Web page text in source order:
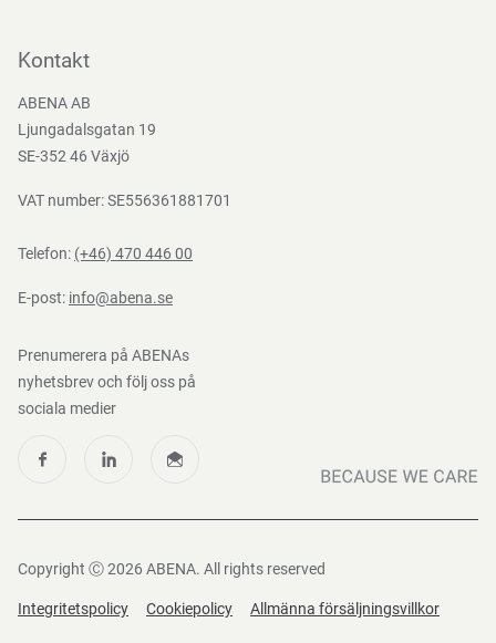
Bli kund
Nedladdningar
Kontakt
ABENA AB
Ljungadalsgatan 19
SE-352 46 Växjö
VAT number: SE556361881701
Telefon: (+46) 470 446 00
E-post: info@abena.se
Prenumerera på ABENAs
nyhetsbrev och följ oss på
sociala medier
Copyright Ⓒ 2026 ABENA. All rights reserved
Integritetspolicy Cookiepolicy Allmänna försäljningsvillkor